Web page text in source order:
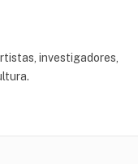
investigadores,